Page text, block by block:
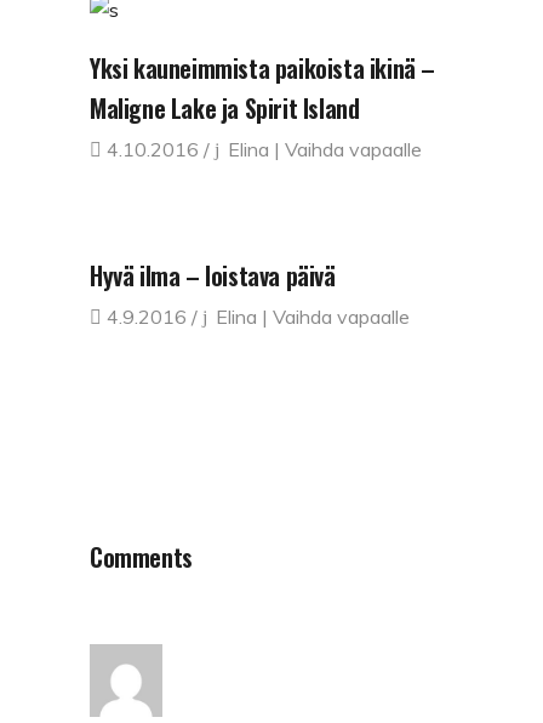
Yksi kauneimmista paikoista ikinä –
Maligne Lake ja Spirit Island
4.10.2016 Elina | Vaihda vapaalle
Hyvä ilma – loistava päivä
4.9.2016 Elina | Vaihda vapaalle
Comments